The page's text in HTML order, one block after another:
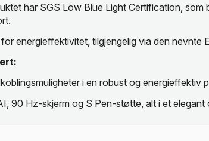
har SGS Low Blue Light Certification, som
energieffektivitet, tilgjengelig via den nevnte
i en robust og energieffektiv
90 Hz-skjerm og S Pen-støtte, alt i et elegant